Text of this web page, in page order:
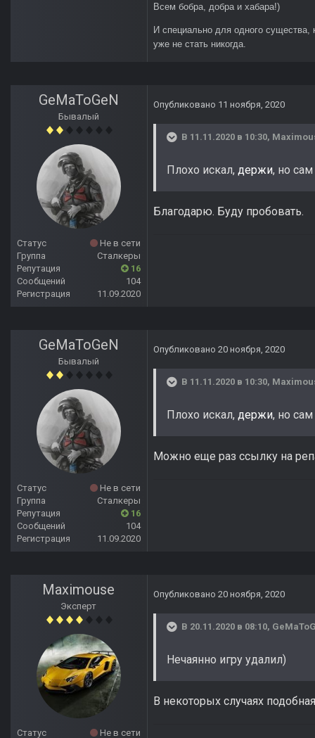
Всем бобра, добра и хабара!)
И специально для одного
уже не стать никогда.
GeMaToGeN
Бывалый
Статус
Не в сети
Группа
Сталкеры
Репутация
16
Сообщений
104
Регистрация
11.09.2020
Опубликовано 11 ноября, 2020
В 11.11.2020 в 10:30,
Плохо искал, держи, но сам
Благодарю. Буду пробовать.
GeMaToGeN
Бывалый
Статус
Не в сети
Группа
Сталкеры
Репутация
16
Сообщений
104
Регистрация
11.09.2020
Опубликовано 20 ноября, 2020
В 11.11.2020 в 10:30,
Плохо искал, держи, но сам
Можно еще раз ссылку на
Maximouse
Эксперт
Статус
Не в сети
Опубликовано 20 ноября, 2020
В 20.11.2020 в 08:10,
Нечаянно игру удалил)
В некоторых случаях